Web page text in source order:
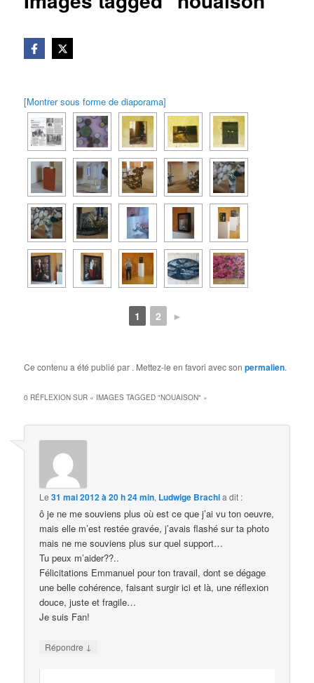
[Montrer sous forme de diaporama]
1 2 ►
Ce contenu a été publié par . Mettez-le en favori avec sonpermalien.
0 RÉFLEXION SUR « IMAGES TAGGED "NOUAISON" »
Le31 mai 2012 à 20 h 24 min, Ludwige Brachia dit :
ô je ne me souviens plus où est ce que j’ai vu ton oeuvre,
mais elle m’est restée gravée, j’avais flashé sur ta photo
mais ne me souviens plus sur quel support…
Tu peux m’aider??..
Félicitations Emmanuel pour ton travail, dont se dégage
une belle cohérence, faisant surgir ici et là, une réflexion
douce, juste et fragile…
Je suis Fan!
Répondre ↓